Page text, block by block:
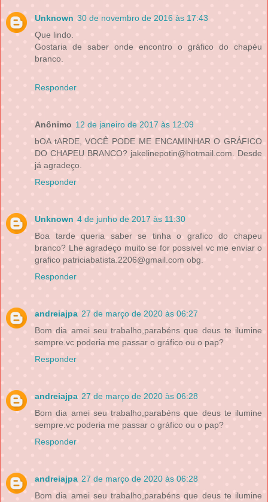
Unknown 30 de novembro de 2016 às 17:43
Que lindo.
Gostaria de saber onde encontro o gráfico do chapéu
branco.
Responder
Anônimo 12 de janeiro de 2017 às 12:09
bOA tARDE, VOCÊ PODE ME ENCAMINHAR O GRÁFICO
DO CHAPEU BRANCO? jakelinepotin@hotmail.com. Desde
já agradeço.
Responder
Unknown 4 de junho de 2017 às 11:30
Boa tarde queria saber se tinha o grafico do chapeu
branco? Lhe agradeço muito se for possivel vc me enviar o
grafico patriciabatista.2206@gmail.com obg.
Responder
andreiajpa 27 de março de 2020 às 06:27
Bom dia amei seu trabalho,parabéns que deus te ilumine
sempre.vc poderia me passar o gráfico ou o pap?
Responder
andreiajpa 27 de março de 2020 às 06:28
Bom dia amei seu trabalho,parabéns que deus te ilumine
sempre.vc poderia me passar o gráfico ou o pap?
Responder
andreiajpa 27 de março de 2020 às 06:28
Bom dia amei seu trabalho,parabéns que deus te ilumine